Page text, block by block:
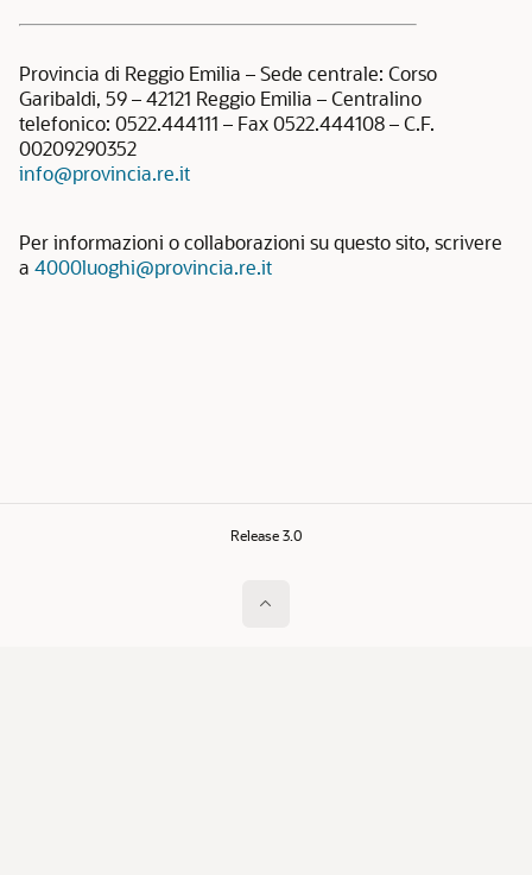
Provincia di Reggio Emilia – Sede centrale: Corso
Garibaldi, 59 – 42121 Reggio Emilia – Centralino
telefonico: 0522.444111 – Fax 0522.444108 – C.F.
00209290352
info@provincia.re.it
Per informazioni o collaborazioni su questo sito, scrivere
a 4000luoghi@provincia.re.it
Release 3.0